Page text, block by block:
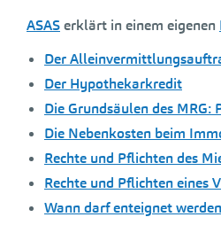
ASASerklärt in einem eigenen
Der
Der Hypothekarkredit
Die Grundsäulen des MRG:
Die Nebenkosten beim
Rechte und Pflichten des
Rechte und Pflichten eines
Wann darf enteignet